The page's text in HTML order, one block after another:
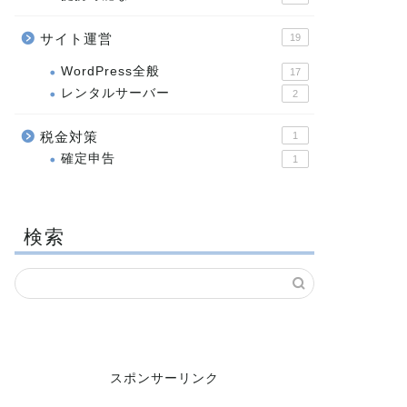
サイト運営 19
WordPress全般 17
レンタルサーバー 2
税金対策 1
確定申告 1
検索
スポンサーリンク